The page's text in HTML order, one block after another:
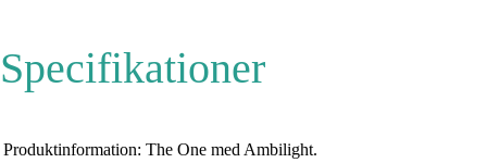
Specifikationer
Produktinformation: The One med Ambilight.